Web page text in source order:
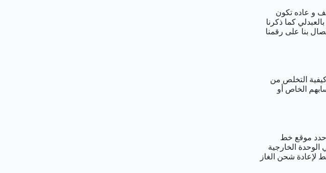
و عاده تكون
كما ذكرنا
بنا على رقمنا
كيفية التخلص من
الخاص أو
حدد موقع خط
الخارجية
لإعادة شحن الغاز